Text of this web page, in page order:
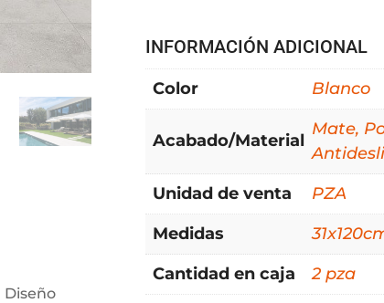
Diseño
INFORMACIÓN ADICIONAL
Color Blanco
Acabado/Material
Mate,
Unidad de venta
PZA
Medidas
Cantidad en caja
2 pza